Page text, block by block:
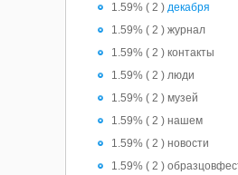
1.59% ( 2 )декабря
1.59% ( 2 ) журнал
1.59% ( 2 ) контакты
1.59% ( 2 ) люди
1.59% ( 2 ) музей
1.59% ( 2 ) нашем
1.59% ( 2 ) новости
1.59% ( 2 )